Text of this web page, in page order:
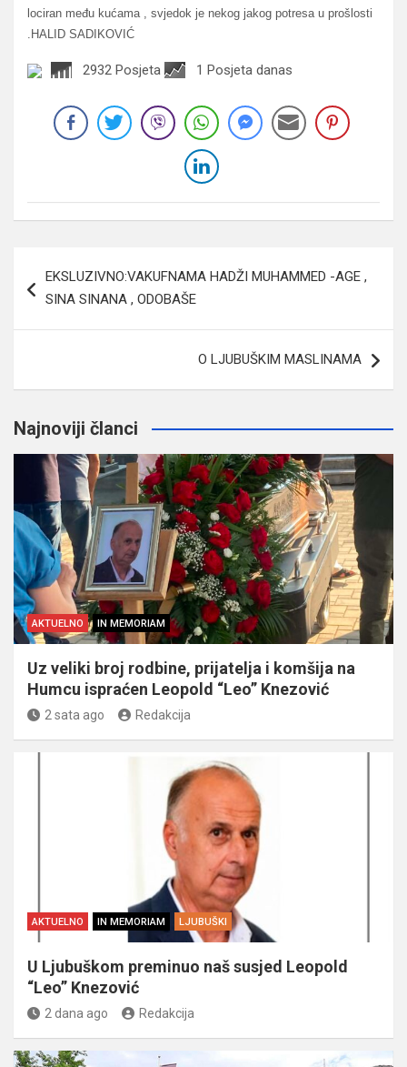
lociran među kućama , svjedok je nekog jakog potresa u prošlosti
.HALID SADIKOVIĆ
2932 Posjeta 1 Posjeta danas
članaka
EKSLUZIVNO:VAKUFNAMA HADŽI MUHAMMED -AGE ,
SINA SINANA , ODOBAŠE
O LJUBUŠKIM MASLINAMA
Najnoviji članci
AKTUELNO IN MEMORIAM
Uz veliki broj rodbine, prijatelja i komšija na
Humcu ispraćen Leopold “Leo” Knezović
2 sata ago Redakcija
AKTUELNO IN MEMORIAM LJUBUŠKI
U Ljubuškom preminuo naš susjed Leopold
“Leo” Knezović
2 dana ago Redakcija